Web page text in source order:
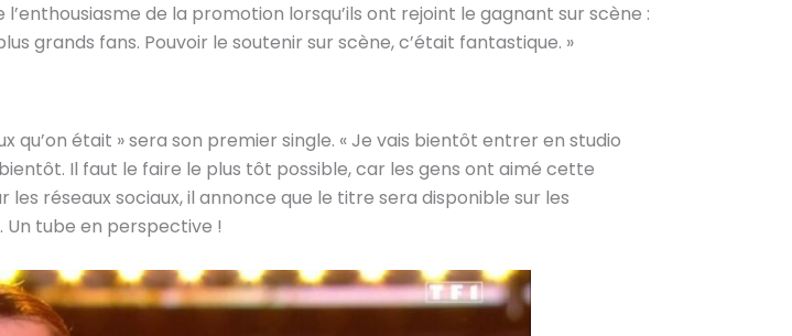
de la promotion lorsqu’ils ont rejoint le gagnant sur scène :
grands fans. Pouvoir le soutenir sur scène, c’était fantastique. »
qu’on était » sera son premier single. « Je vais bientôt entrer en studio
Il faut le faire le plus tôt possible, car les gens ont aimé cette
réseaux sociaux, il annonce que le titre sera disponible sur les
tube en perspective !